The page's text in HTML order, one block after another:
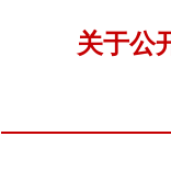
关于公